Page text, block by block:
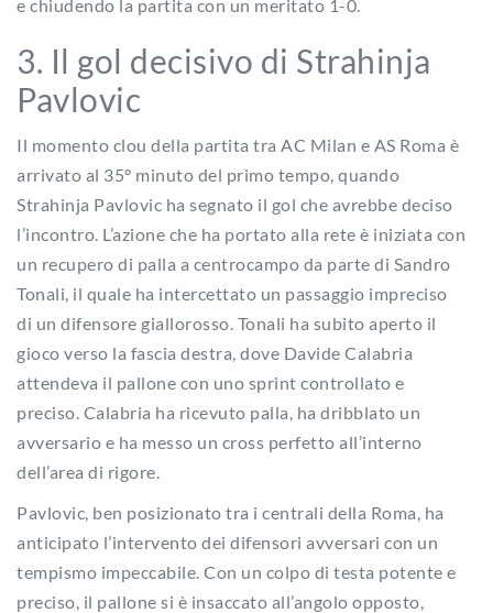
e chiudendo la partita con un meritato 1-0.
3. Il gol decisivo di Strahinja
Pavlovic
Il momento clou della partita tra AC Milan e AS Roma è
arrivato al 35° minuto del primo tempo, quando
Strahinja Pavlovic ha segnato il gol che avrebbe deciso
l’incontro. L’azione che ha portato alla rete è iniziata con
un recupero di palla a centrocampo da parte di Sandro
Tonali, il quale ha intercettato un passaggio impreciso
di un difensore giallorosso. Tonali ha subito aperto il
gioco verso la fascia destra, dove Davide Calabria
attendeva il pallone con uno sprint controllato e
preciso. Calabria ha ricevuto palla, ha dribblato un
avversario e ha messo un cross perfetto all’interno
dell’area di rigore.
Pavlovic, ben posizionato tra i centrali della Roma, ha
anticipato l’intervento dei difensori avversari con un
tempismo impeccabile. Con un colpo di testa potente e
preciso, il pallone si è insaccato all’angolo opposto,